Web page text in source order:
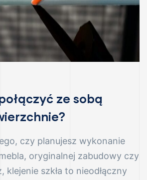
ze sobą
czy planujesz wykonanie
oryginalnej zabudowy czy
klejenie szkła to nieodłączny